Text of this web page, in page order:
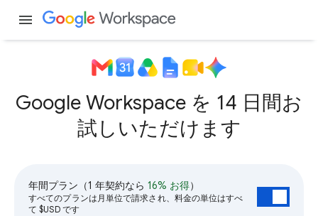
menu
Google Workspace を 14 日間お
試しいただけます
年間プラン （1 年契約なら 16% お得）
すべてのプランは月単位で請求され、料金の単位はすべ
て $USD です